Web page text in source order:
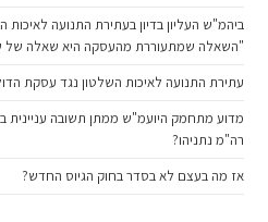
ביהמ"ש העליון בדיון בעתירת התנועה לאיכות
"השאלה שמתעוררת מהעסקה היא שאלה של
עתירת התנועה לאיכות השלטון נגד עסקת
מדוע מתחמק היועמ"ש ממתן תשובה עניינית
רה"מ נתניהו?
אז מה בעצם לא בסדר בחוק הגיוס החדש?